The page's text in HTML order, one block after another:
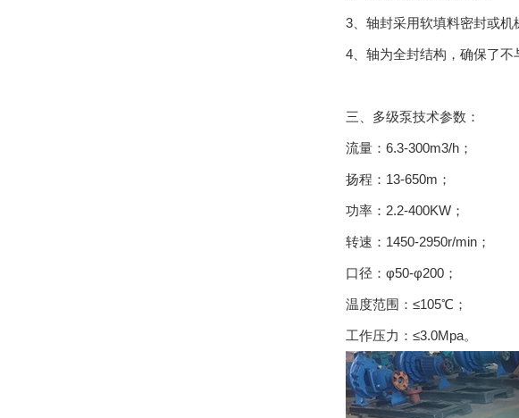
3、轴封采用软填料密封或机
4、轴为全封结构，确保了不
三、多级泵技术参数：
流量：6.3-300m3/h；
扬程：13-650m；
功率：2.2-400KW；
转速：1450-2950r/min；
口径：φ50-φ200；
温度范围：≤105℃；
工作压力：≤3.0Mpa。